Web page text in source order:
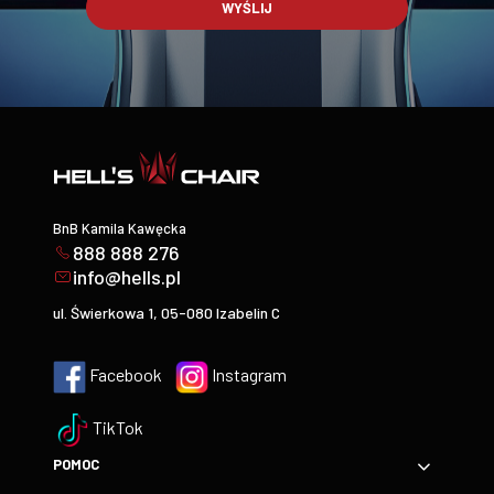
WYŚLIJ
BnB Kamila Kawęcka
888 888 276
info@hells.pl
ul. Świerkowa 1, 05-080 Izabelin C
Facebook Instagram
TikTok
POMOC